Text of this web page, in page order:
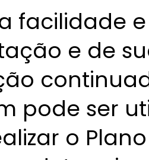
facilidade
e de
pode ser
o